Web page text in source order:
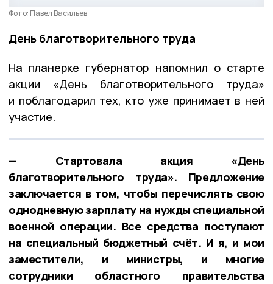
Фото: Павел Васильев
День благотворительного труда
На планерке губернатор напомнил о старте
акции «День благотворительного труда»
и поблагодарил тех, кто уже принимает в ней
участие.
— Стартовала акция «День
благотворительного труда». Предложение
заключается в том, чтобы перечислять свою
однодневную зарплату на нужды специальной
военной операции. Все средства поступают
на специальный бюджетный счёт. И я, и мои
заместители, и министры, и многие
сотрудники областного правительства